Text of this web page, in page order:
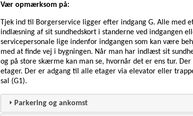
Vær opmærksom på:
Tjek ind til Borgerservice ligger efter indgang G. Alle med
indlæsning af sit sundhedskort i standerne ved indgangen
servicepersonale lige indenfor indgangen som kan være
med at finde vej i bygningen. Når man har indlæst sit
og på store skærme kan man se, hvornår det er ens tur.
etager. Der er adgang til alle etager via elevator eller
sal (G1).
Parkering og ankomst